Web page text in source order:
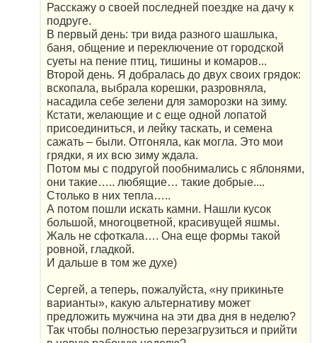
Расскажу о своей последней поездке на дачу к
подруге.
В первый день: три вида разного шашлыка,
баня, общение и переключение от городской
суеты на пение птиц, тишины и комаров...
Второй день. Я добралась до двух своих грядок:
вскопала, выбрала корешки, разровняла,
насадила себе зелени для заморозки на зиму.
Кстати, желающие и с еще одной лопатой
присоединиться, и лейку таскать, и семена
сажать – были. Отгоняла, как могла. Это мои
грядки, я их всю зиму ждала.
Потом мы с подругой пообнимались с яблонями,
они такие….. любящие… такие добрые....
Столько в них тепла…..
А потом пошли искать камни. Нашли кусок
большой, многоцветной, красивущей яшмы.
Жаль не сфоткала…. Она еще формы такой
ровной, гладкой.
И дальше в том же духе)
Сергей, а теперь, пожалуйста, «ну прикиньте
варианты», какую альтернативу может
предложить мужчина на эти два дня в неделю?
Так чтобы полностью перезагрузиться и прийти